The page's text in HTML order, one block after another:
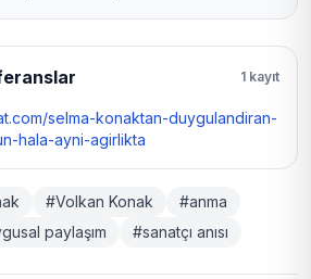
1 kayıt
selma-konaktan-duygulandiran-
hala-ayni-agirlikta
#Volkan Konak
#anma
paylaşım #sanatçı anısı